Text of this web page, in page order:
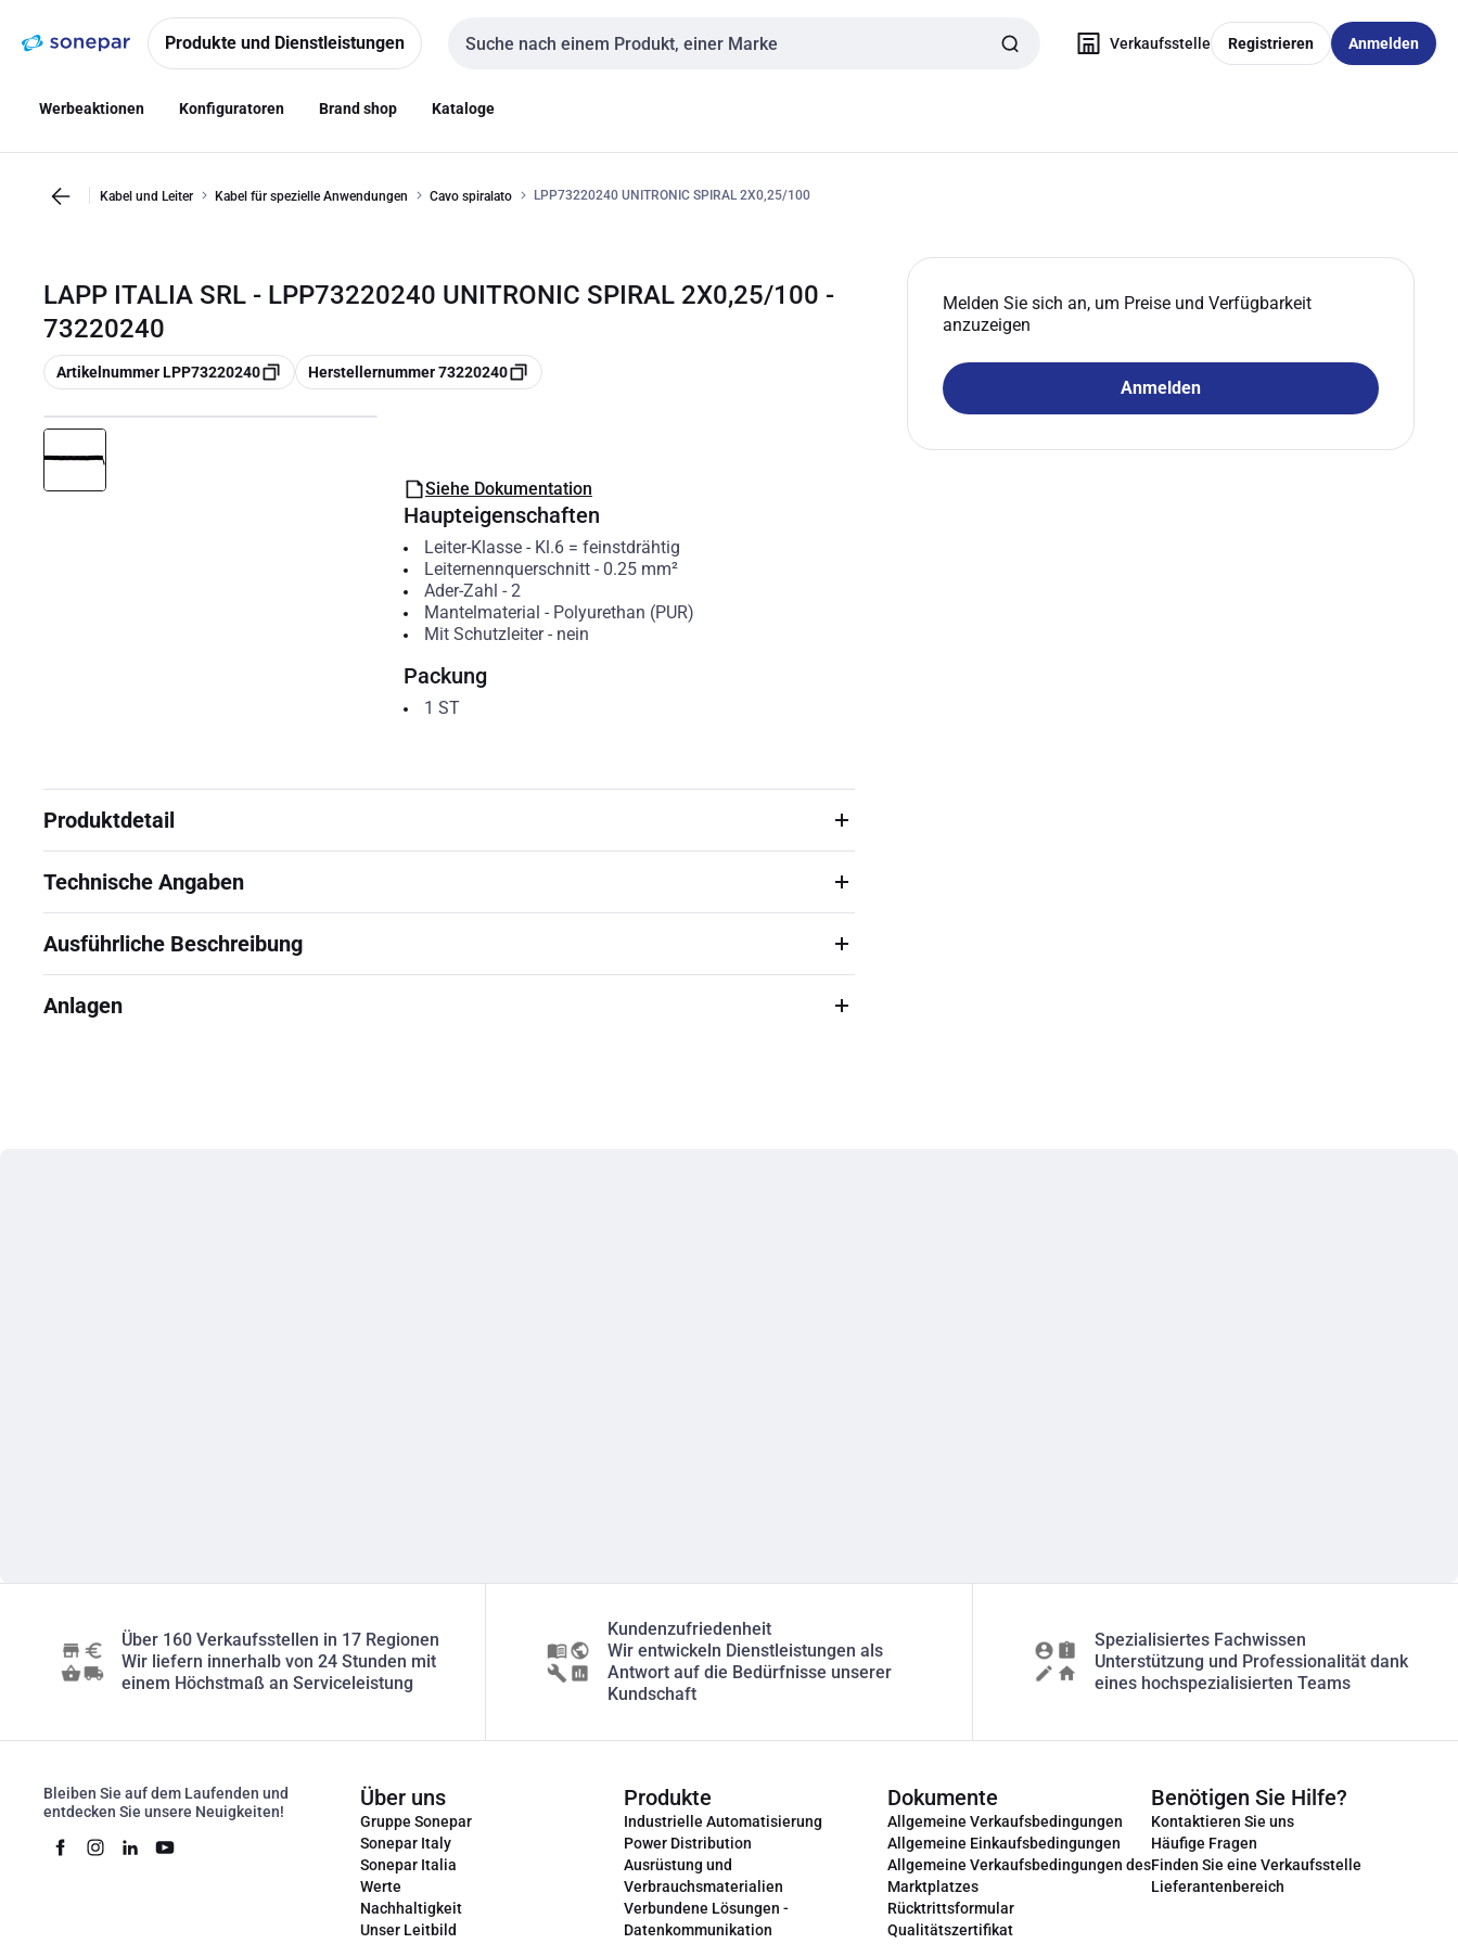
NavigationInhalt
Produkte und Dienstleistungen
Sucheingabe
Verkaufsstelle Registrieren Anmelden
Werbeaktionen Konfiguratoren Brand shop Kataloge
Kabel und Leiter Kabel für spezielle Anwendungen Cavo spiralato LPP73220240 UNITRONIC SPIRAL 2X0,25/100
LAPP ITALIA SRL - LPP73220240 UNITRONIC SPIRAL 2X0,25/100 -
73220240
Kopieren
Artikelnummer LPP73220240 Kopieren
Herstellernummer 73220240
Melden Sie sich an, um Preise und Verfügbarkeit
anzuzeigen
Anmelden
Siehe Dokumentation
Haupteigenschaften
Leiter-Klasse- Kl.6 = feinstdrähtig
Leiternennquerschnitt- 0.25 mm²
Ader-Zahl - 2
Mantelmaterial - Polyurethan (PUR)
Mit Schutzleiter- nein
Packung
1 ST
Produktdetail
Technische Angaben
Ausführliche Beschreibung
Anlagen
Über 160 Verkaufsstellen in 17 Regionen
Wir liefern innerhalb von 24 Stunden mit
einem Höchstmaß an Serviceleistung
Kundenzufriedenheit
Wir entwickeln Dienstleistungen als
Antwort auf die Bedürfnisse unserer
Kundschaft
Spezialisiertes Fachwissen
Unterstützung und Professionalität dank
eines hochspezialisierten Teams
Bleiben Sie auf dem Laufenden und
entdecken Sie unsere Neuigkeiten!
Über uns
Gruppe Sonepar
Sonepar Italy
Sonepar Italia
Werte
Nachhaltigkeit
Unser Leitbild
Produkte
Industrielle Automatisierung
Power Distribution
Ausrüstung und
Verbrauchsmaterialien
Verbundene Lösungen -
Datenkommunikation
Dokumente
Allgemeine Verkaufsbedingungen
Allgemeine Einkaufsbedingungen
Allgemeine Verkaufsbedingungen des
Marktplatzes
Rücktrittsformular
Qualitätszertifikat
Benötigen Sie Hilfe?
Kontaktieren Sie uns
Häufige Fragen
Finden Sie eine Verkaufsstelle
Lieferantenbereich